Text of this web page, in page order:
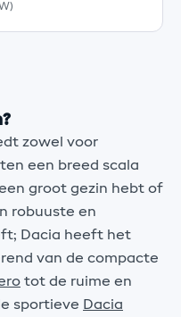
zowel voor
een breed scala
groot gezin hebt of
robuuste en
Dacia heeft het
van de compacte
tot de ruime en
sportieve Dacia